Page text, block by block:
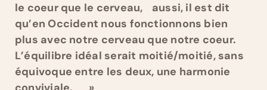
le coeur que le cerveau, aussi, il est dit
qu’en Occident nous fonctionnons bien
plus avec notre cerveau que notre coeur.
L’équilibre idéal serait moitié/moitié, sans
équivoque entre les deux, une harmonie